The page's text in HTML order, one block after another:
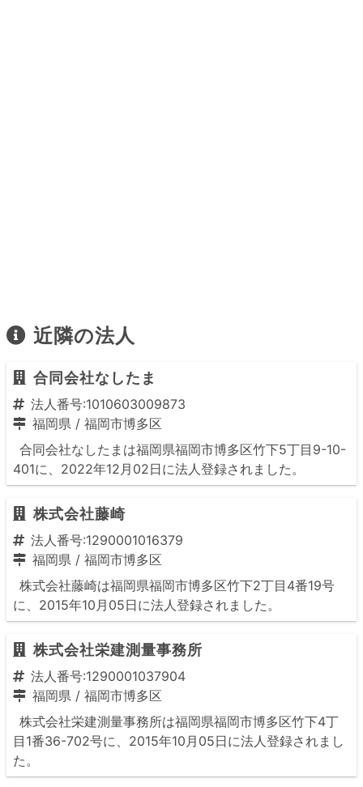
近隣の法人
合同会社なしたま
法人番号:1010603009873
福岡県 / 福岡市博多区
合同会社なしたまは福岡県福岡市博多区竹下5丁目9-10-
401に、2022年12月02日に法人登録されました。
株式会社藤崎
法人番号:1290001016379
福岡県 / 福岡市博多区
株式会社藤崎は福岡県福岡市博多区竹下2丁目4番19号
に、2015年10月05日に法人登録されました。
株式会社栄建測量事務所
法人番号:1290001037904
福岡県 / 福岡市博多区
株式会社栄建測量事務所は福岡県福岡市博多区竹下4丁
目1番36-702号に、2015年10月05日に法人登録されまし
た。